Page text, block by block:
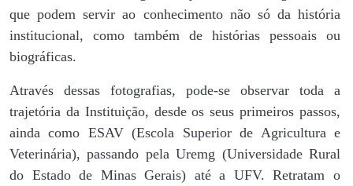
que podem servir ao conhecimento não só da história
institucional, como também de histórias pessoais ou
biográficas.
Através dessas fotografias, pode-se observar toda a
trajetória da Instituição, desde os seus primeiros passos,
ainda como ESAV (Escola Superior de Agricultura e
Veterinária), passando pela Uremg (Universidade Rural
do Estado de Minas Gerais) até a UFV. Retratam o